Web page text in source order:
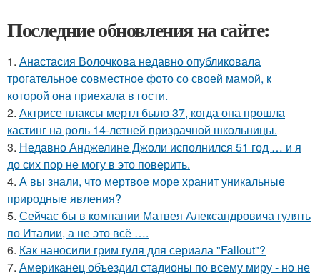
Последние обновления на сайте:
1. Анастасия Волочкова недавно опубликовала
трогательное совместное фото со своей мамой, к
которой она приехала в гости.
2. Актрисе плаксы мертл было 37, когда она прошла
кастинг на роль 14-летней призрачной школьницы.
3. Недавно Анджелине Джоли исполнился 51 год … и я
до сих пор не могу в это поверить.
4. А вы знали, что мертвое море хранит уникальные
природные явления?
5. Сейчас бы в компании Матвея Александровича гулять
по Италии, а не это всё ….
6. Как наносили грим гуля для сериала "Fallout"?
7. Американец объездил стадионы по всему миру - но не